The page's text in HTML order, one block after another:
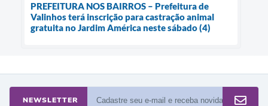
PREFEITURA NOS BAIRROS – Prefeitura de
Valinhos terá inscrição para castração animal
gratuita no Jardim América neste sábado (4)
NEWSLETTER